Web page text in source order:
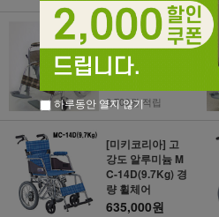
[Maxhealth] 표
준형 알루미늄 휠
체어 MAX311
3,700원 적립
[미키코리아] 고
강도 알루미늄 M
C-14D(9.7Kg) 경
량 휠체어
635,000원
하루동안 열지 않기